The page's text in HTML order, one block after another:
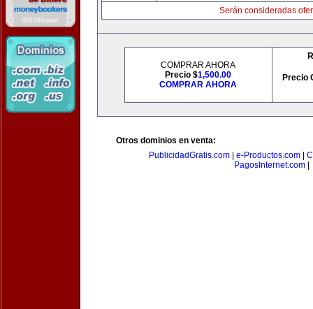
Serán consideradas
COMPRAR AHORA
Precio $1,500.00
COMPRAR AHORA
Precio
Otros dominios en venta:
PublicidadGratis.com
e-Productos.com
PagosInternet.com